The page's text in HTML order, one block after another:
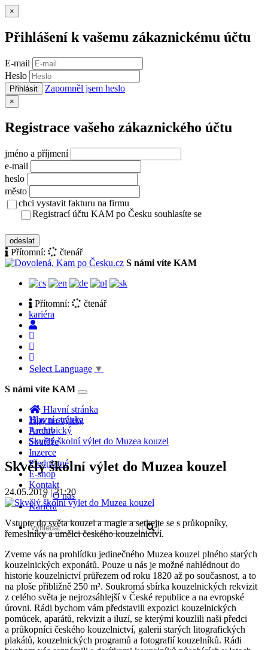
×
Přihlášení k vašemu zákaznickému účtu
E-mail
Heslo
Přihlásit Zapomněl jsem heslo
×
Registrace vašeho zákaznického účtu
jméno a příjmení
e-mail
heslo
město
chci vystavit fakturu na firmu
Registrací účtu KAM po Česku souhlasíte se
odeslat
Přítomní:
čtenář
S námi víte KAM
Přítomní:
čtenář
kariéra
Select Language ▼
S námi víte KAM
Toggle
navigation
Hlavní stránka
Tipy na výlety
Archiv
Soutěže
Inzerce
Předplatné
E-shop
Kontakt
O nás
Kariéra
Hlavní stránka
Pardubický
Skvělý školní výlet do Muzea kouzel
Skvělý školní výlet do Muzea kouzel
24.05.2019 | 21:20
Vstupte do světa kouzel a magie a setkejte se s průkopníky,
řemeslníky a umělci českého kouzelnictví.
Zveme vás na prohlídku jedinečného Muzea kouzel plného starých
kouzelnických exponátů. Pouze u nás je možné nahlédnout do
historie kouzelnictví průřezem od roku 1820 až po současnost, a to
na ploše přibližně 250 m². Soukromá sbírka kouzelnických rekvizit
z celého světa je nejrozsáhlejší v České republice a na evropské
úrovni. Rádi bychom vám představili expozici kouzelnických
pomůcek, aparátů, rekvizit a iluzí, se kterými kouzlili naši předci
a průkopníci českého kouzelnictví, galerii starých litografických
plakátů, kouzelnických programů a fotografií kouzelníků. Rádi